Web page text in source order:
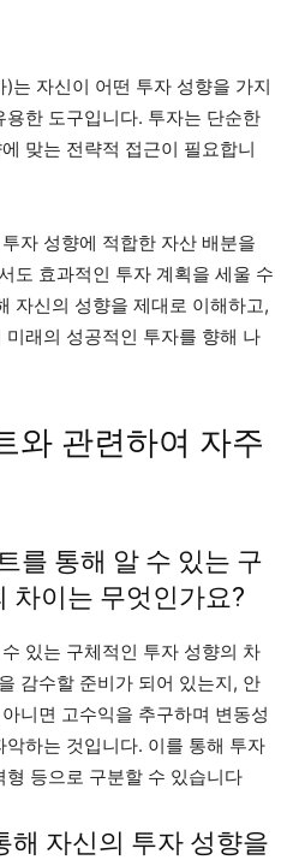
는 자신이 어떤 투자 성향을 가지
한 도구입니다. 투자는 단순한
맞는 전략적 접근이 필요합니
자 성향에 적합한 자산 배분을
도 효과적인 투자 계획을 세울 수
자신의 성향을 제대로 이해하고,
래의 성공적인 투자를 향해 나
와 관련하여 자주
를 통해 알 수 있는 구
차이는 무엇인가요?
있는 구체적인 투자 성향의 차
감수할 준비가 되어 있는지, 안
니면 고수익을 추구하며 변동성
하는 것입니다. 이를 통해 투자
등으로 구분할 수 있습니다
해 자신의 투자 성향을